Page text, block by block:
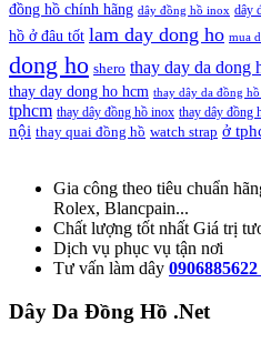
đồng hồ chính hãng dây đồng hồ inox dây
hồ ở đâu tốt lam day dong ho mua
dong ho shero thay day da dong
thay day dong ho hcm thay dây da đồng
tphcm thay dây đồng hồ inox thay dây đồng
nội thay quai đồng hồ watch strap ở
Gia công theo tiêu chuẩn
Rolex, Blancpain...
Chất lượng tốt nhất Giá trị
Dịch vụ phục vụ tận nơi
Tư vấn làm dây 0906885622
Dây Da Đồng Hồ .Net